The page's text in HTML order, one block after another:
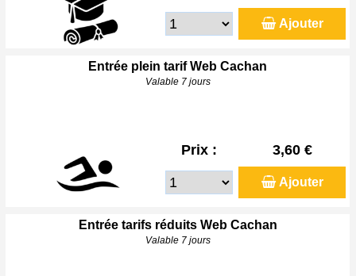
Ajouter
Entrée plein tarif Web Cachan
Valable 7 jours
Prix : 3,60 €
Ajouter
Entrée tarifs réduits Web Cachan
Valable 7 jours